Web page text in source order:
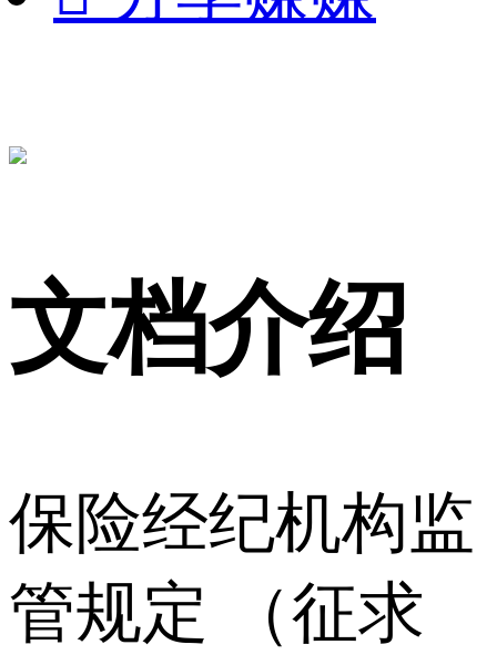
文档介绍
保险经纪机构监
管规定 （征求